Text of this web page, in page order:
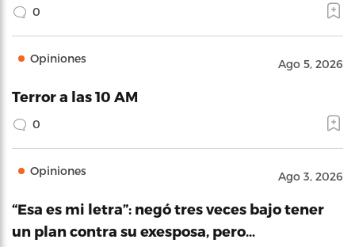
0
Opiniones Ago 5, 2026
Terror a las 10 AM
0
Opiniones Ago 3, 2026
“Esa es mi letra”: negó tres veces bajo tener
un plan contra su exesposa, pero…